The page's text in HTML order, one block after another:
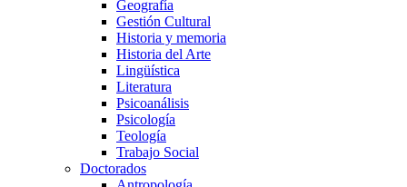
Geografía
Gestión Cultural
Historia y memoria
Historia del Arte
Lingüística
Literatura
Psicoanálisis
Psicología
Teología
Trabajo Social
Doctorados